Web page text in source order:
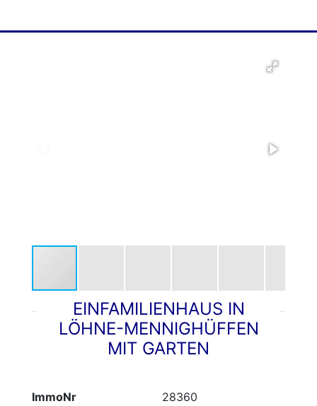
EINFAMILIENHAUS IN
LÖHNE-MENNIGHÜFFEN
MIT GARTEN
ImmoNr
28360